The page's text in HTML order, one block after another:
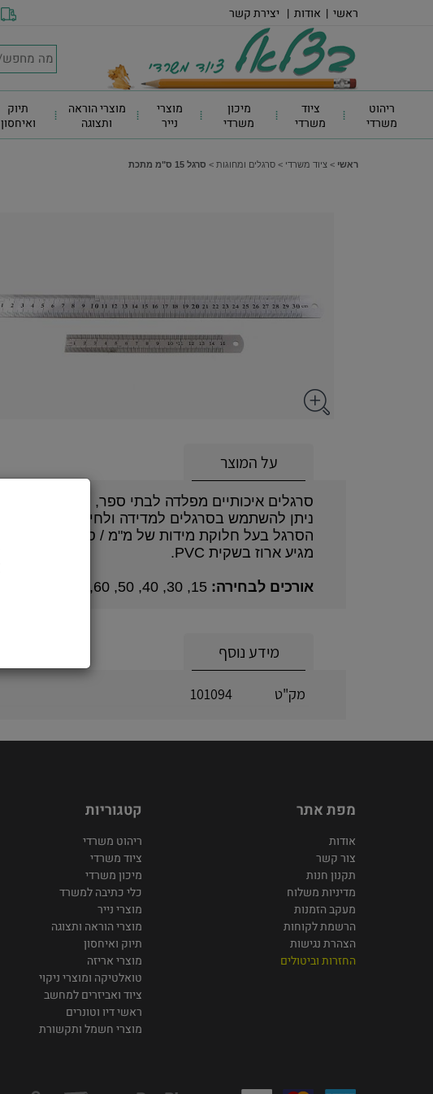
ראשי | אודות | יצירת קשר
ריהוט
משרדי
ציוד
משרדי
מיכון
משרדי
מוצרי
נייר
מוצרי הוראה
ותצוגה
תיוק
ואיחסון
ראשי > ציוד משרדי > סרגלים ומחוגות > סרגל 15 ס"מ מתכת
על המוצר
סרגלים איכותיים מפלדה לבתי ספר, משרדים ועוד...
ניתן להשתמש בסרגלים למדידה ולחיתוך ישר.
הסרגל בעל חלוקת מידות של מ"מ / ס"מ / אינטשים.
מגיע ארוז בשקית PVC.
אורכים לבחירה: 15, 30, 40, 50, 60, 100, 150 ס"מ
מידע נוסף
מק"ט 101094
מפת אתר
אודות
צור קשר
תקנון חנות
מדיניות משלוח
מעקב הזמנות
הרשמת לקוחות
הצהרת נגישות
החזרות וביטולים
קטגוריות
ריהוט משרדי
ציוד משרדי
מיכון משרדי
כלי כתיבה למשרד
מוצרי נייר
מוצרי הוראה ותצוגה
תיוק ואיחסון
מוצרי אריזה
טואלטיקה ומוצרי ניקוי
ציוד ואביזרים למחשב
ראשי דיו וטונרים
מוצרי חשמל ותקשורת